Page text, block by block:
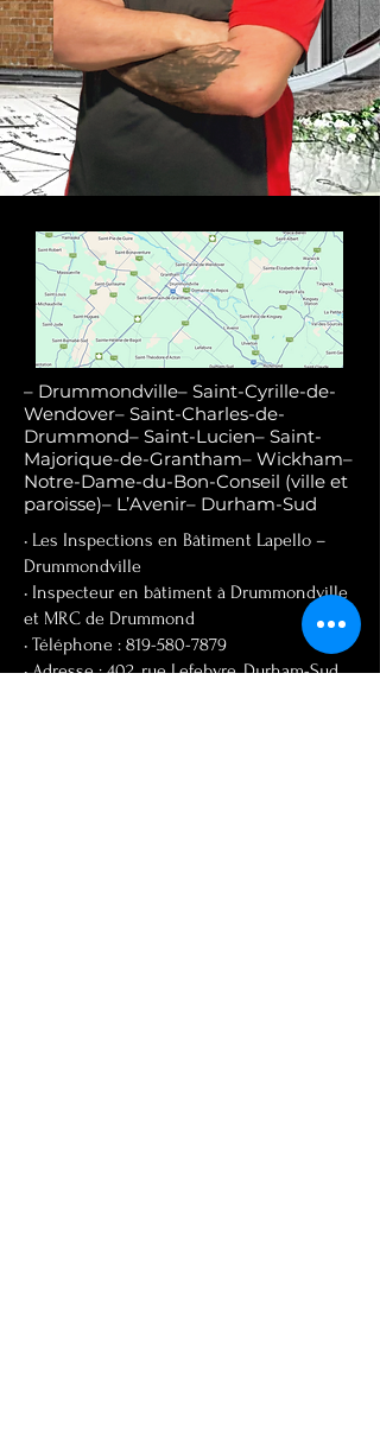
– Drummondville– Saint-Cyrille-de-
Wendover– Saint-Charles-de-
Drummond– Saint-Lucien– Saint-
Majorique-de-Grantham– Wickham–
Notre-Dame-du-Bon-Conseil (ville et
paroisse)– L’Avenir– Durham-Sud
• Les Inspections en Bâtiment Lapello –
Drummondville
• Inspecteur en bâtiment à Drummondville
et MRC de Drummond
• Téléphone : 819-580-7879
• Adresse : 402, rue Lefebvre, Durham-Sud,